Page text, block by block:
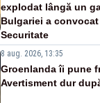
explodat lângă un
Bulgariei a
Securitate
8 aug. 2026, 13:35
Groenlanda îi pune
Avertisment dur